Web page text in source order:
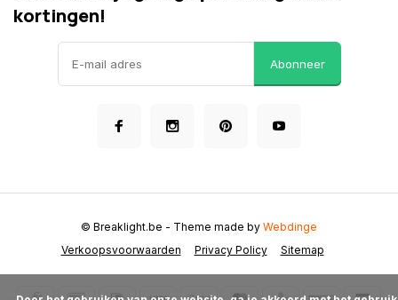
kortingen!
Abonneer
Verkoopsvoorwaarden Privacy Policy Sitemap
© Breaklight.be - Theme made by Webdinge